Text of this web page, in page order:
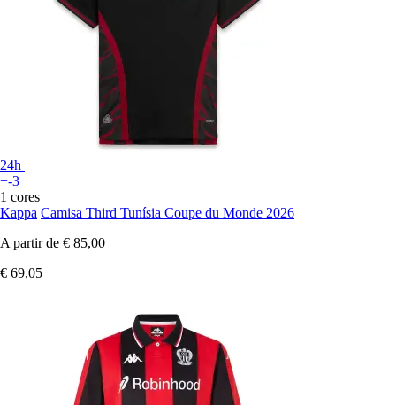
24h
+-3
1 cores
Kappa Camisa Third Tunísia Coupe du Monde 2026
A partir de € 85,00
€ 69,05